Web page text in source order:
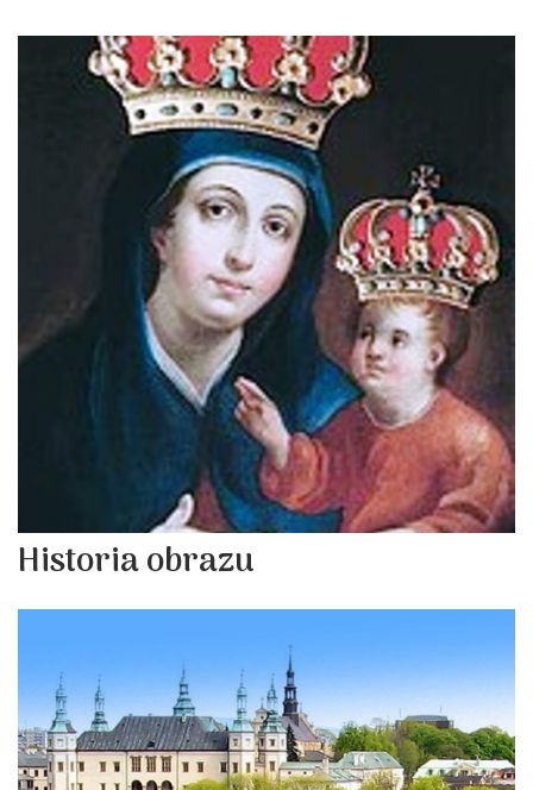
Historia obrazu